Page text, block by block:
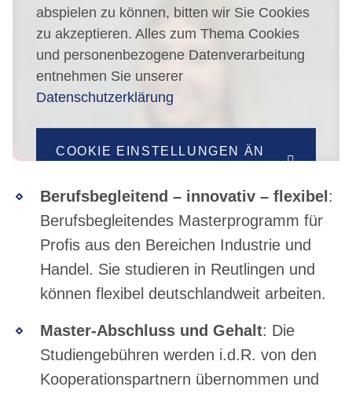
abspielen zu können, bitten wir Sie Cookies
zu akzeptieren. Alles zum Thema Cookies
und personenbezogene Datenverarbeitung
entnehmen Sie unserer
Datenschutzerklärung
COOKIE EINSTELLUNGEN ÄN
Berufsbegleitend – innovativ – flexibel :
Berufsbegleitendes Masterprogramm für
Profis aus den Bereichen Industrie und
Handel. Sie studieren in Reutlingen und
können flexibel deutschlandweit arbeiten.
Master-Abschluss und Gehalt: Die
Studiengebühren werden i.d.R. von den
Kooperationspartnern übernommen und